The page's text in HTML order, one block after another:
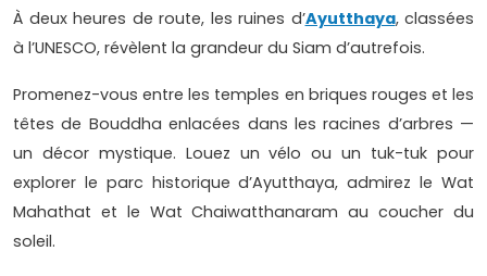
À deux heures de route, les ruines d’Ayutthaya, classées
à l’UNESCO, révèlent la grandeur du Siam d’autrefois.
Promenez-vous entre les temples en briques rouges et les
têtes de Bouddha enlacées dans les racines d’arbres —
un décor mystique. Louez un vélo ou un tuk-tuk pour
explorer le parc historique d’Ayutthaya, admirez le Wat
Mahathat et le Wat Chaiwatthanaram au coucher du
soleil.